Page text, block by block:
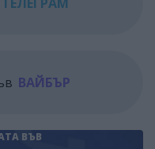
ВАЙБЪР
ВЪВ